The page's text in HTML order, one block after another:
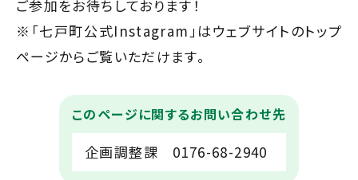
ご参加をお待ちしております！
※「七戸町公式Instagram」はウェブサイトのトップ
ページからご覧いただけます。
このページに関するお問い合わせ先
企画調整課 0176-68-2940